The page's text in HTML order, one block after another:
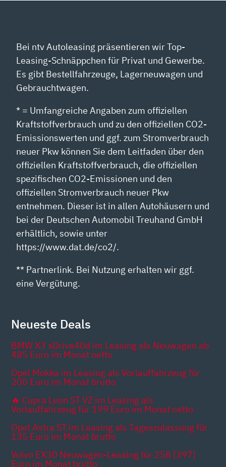
Bei ntv Autoleasing präsentieren wir Top-
Leasing-Schnäppchen für Privat und Gewerbe.
Es gibt Bestellfahrzeuge, Lagerneuwagen und
Gebrauchtwagen.
* = Umfangreiche Angaben zum offiziellen
Kraftstoffverbrauch und zu den offiziellen CO2-
Emissionswerten und ggf. zum Stromverbrauch
neuer Pkw können Sie dem Leitfaden über den
offiziellen Kraftstoffverbrauch, die offiziellen
spezifischen CO2-Emissionen und den
offiziellen Stromverbrauch neuer Pkw
entnehmen. Dieser ist in allen Autohäusern und
bei der Deutschen Automobil Treuhand GmbH
erhältlich, sowie unter
https://www.dat.de/co2/.
** Partnerlink. Bei Nutzung erhalten wir ggf.
eine Vergütung.
Neueste Deals
BMW X3 xDrive40d im Leasing als Neuwagen ab
485 Euro im Monat netto
Opel Mokka im Leasing als Vorlauffahrzeug für
200 Euro im Monat brutto
🔥 Cupra Leon ST VZ im Leasing als
Vorlauffahrzeug für 199 Euro im Monat netto
Opel Astra ST im Leasing als Tageszulassung für
135 Euro im Monat brutto
Volvo EX30 Neuwagen-Leasing für 258 [397]
Euro im Monat brutto